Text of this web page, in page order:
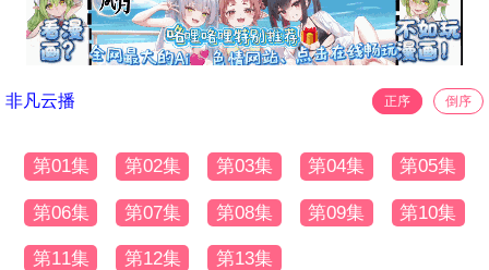
非凡云播 正序 倒序
第01集 第02集 第03集 第04集 第05集
第06集 第07集 第08集 第09集 第10集
第11集 第12集 第13集